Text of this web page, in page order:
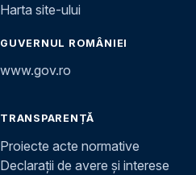
Harta site-ului
GUVERNUL ROMÂNIEI
www.gov.ro
TRANSPARENȚĂ
Proiecte acte normative
Declarații de avere și interese